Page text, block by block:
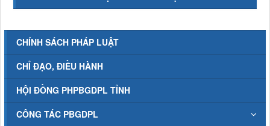
CHÍNH SÁCH PHÁP LUẬT
CHỈ ĐẠO, ĐIỀU HÀNH
HỘI ĐỒNG PHPBGDPL TỈNH
CÔNG TÁC PBGDPL